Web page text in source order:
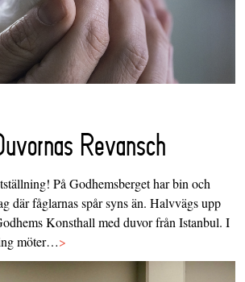
Revansch
På Godhemsberget har bin och
där fåglarnas spår syns än. Halvvägs upp
Konsthall med duvor från Istanbul. I
möter…>